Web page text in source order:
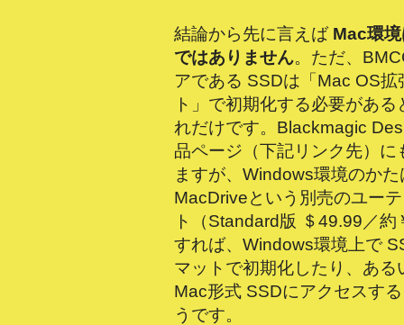
結論から先に言えば Mac環
ではありません。ただ、
アである SSDは「Mac OS拡
ト」で初期化する必要があ
れだけです。Blackmagic
品ページ（下記リンク先）に
ますが、Windows環境のか
MacDriveという別売のユー
ト（Standard版 ＄49.99／
すれば、Windows環境上で
マットで初期化したり、ある
Mac形式 SSDにアクセスす
うです。